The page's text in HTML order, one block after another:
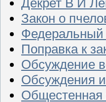
Закон о
Федеральный
Поправка к
Обсуждение
Обсуждения
Общестенная